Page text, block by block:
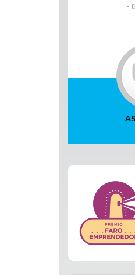
-
Inicio